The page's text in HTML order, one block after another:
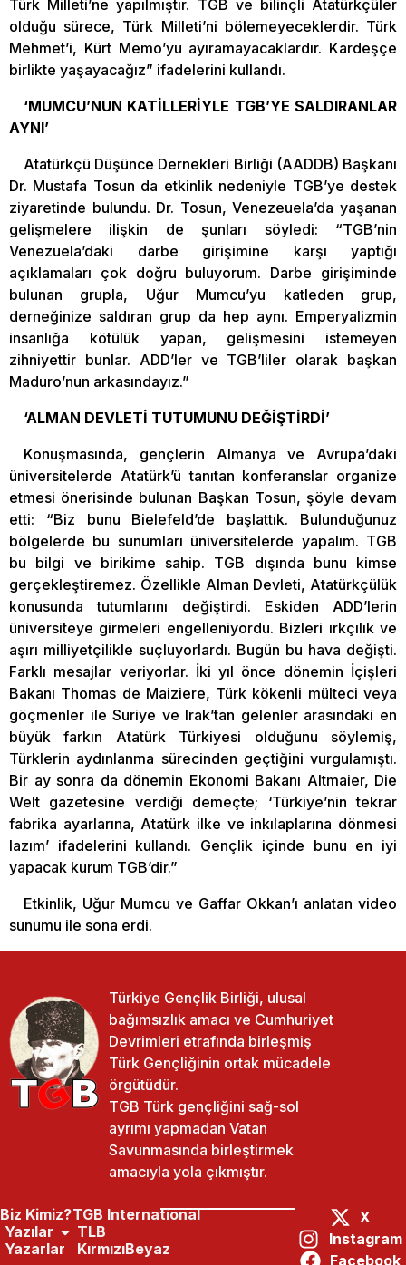
Türk Milleti’ne yapılmıştır. TGB ve bilinçli Atatürkçüler
olduğu sürece, Türk Milleti’ni bölemeyeceklerdir. Türk
Mehmet’i, Kürt Memo’yu ayıramayacaklardır. Kardeşçe
birlikte yaşayacağız” ifadelerini kullandı.
‘MUMCU’NUN KATİLLERİYLE TGB’YE SALDIRANLAR
AYNI’
Atatürkçü Düşünce Dernekleri Birliği (AADDB) Başkanı
Dr. Mustafa Tosun da etkinlik nedeniyle TGB’ye destek
ziyaretinde bulundu. Dr. Tosun, Venezeuela’da yaşanan
gelişmelere ilişkin de şunları söyledi: “TGB’nin
Venezuela’daki darbe girişimine karşı yaptığı
açıklamaları çok doğru buluyorum. Darbe girişiminde
bulunan grupla, Uğur Mumcu’yu katleden grup,
derneğinize saldıran grup da hep aynı. Emperyalizmin
insanlığa kötülük yapan, gelişmesini istemeyen
zihniyettir bunlar. ADD’ler ve TGB’liler olarak başkan
Maduro’nun arkasındayız.”
‘ALMAN DEVLETİ TUTUMUNU DEĞİŞTİRDİ’
Konuşmasında, gençlerin Almanya ve Avrupa’daki
üniversitelerde Atatürk’ü tanıtan konferanslar organize
etmesi önerisinde bulunan Başkan Tosun, şöyle devam
etti: “Biz bunu Bielefeld’de başlattık. Bulunduğunuz
bölgelerde bu sunumları üniversitelerde yapalım. TGB
bu bilgi ve birikime sahip. TGB dışında bunu kimse
gerçekleştiremez. Özellikle Alman Devleti, Atatürkçülük
konusunda tutumlarını değiştirdi. Eskiden ADD’lerin
üniversiteye girmeleri engelleniyordu. Bizleri ırkçılık ve
aşırı milliyetçilikle suçluyorlardı. Bugün bu hava değişti.
Farklı mesajlar veriyorlar. İki yıl önce dönemin İçişleri
Bakanı Thomas de Maiziere, Türk kökenli mülteci veya
göçmenler ile Suriye ve Irak’tan gelenler arasındaki en
büyük farkın Atatürk Türkiyesi olduğunu söylemiş,
Türklerin aydınlanma sürecinden geçtiğini vurgulamıştı.
Bir ay sonra da dönemin Ekonomi Bakanı Altmaier, Die
Welt gazetesine verdiği demeçte; ‘Türkiye’nin tekrar
fabrika ayarlarına, Atatürk ilke ve inkılaplarına dönmesi
lazım’ ifadelerini kullandı. Gençlik içinde bunu en iyi
yapacak kurum TGB’dir.”
Etkinlik, Uğur Mumcu ve Gaffar Okkan’ı anlatan video
sunumu ile sona erdi.
Türkiye Gençlik Birliği, ulusal
bağımsızlık amacı ve Cumhuriyet
Devrimleri etrafında birleşmiş
Türk Gençliğinin ortak mücadele
örgütüdür.
TGB Türk gençliğini sağ-sol
ayrımı yapmadan Vatan
Savunmasında birleştirmek
amacıyla yola çıkmıştır.
Biz Kimiz?
Yazılar
Yazarlar
TGB International
TLB
KırmızıBeyaz
X
Instagram
Facebook